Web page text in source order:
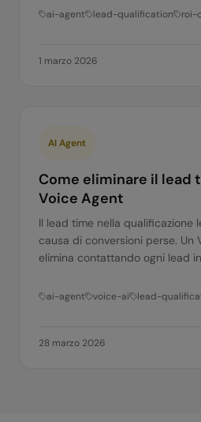
ai-agent lead-qualification roi-
1 marzo 2026
AI Agent
Come eliminare il lead
Voice Agent
Il lead time nella qualificazione
causa di conversioni perse. Un
elimina contattando ogni lead
ai-agent voice-ai lead-
28 marzo 2026